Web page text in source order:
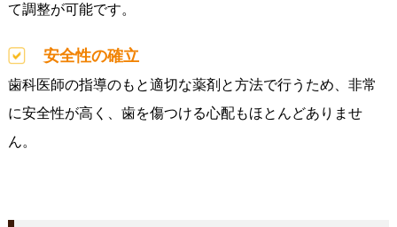
て調整が可能です。
安全性の確立
歯科医師の指導のもと適切な薬剤と方法で行うため、非常
に安全性が高く、歯を傷つける心配もほとんどありませ
ん。